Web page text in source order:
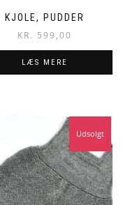
KJOLE, PUDDER
KR. 599,00
LÆS MERE
Udsolgt